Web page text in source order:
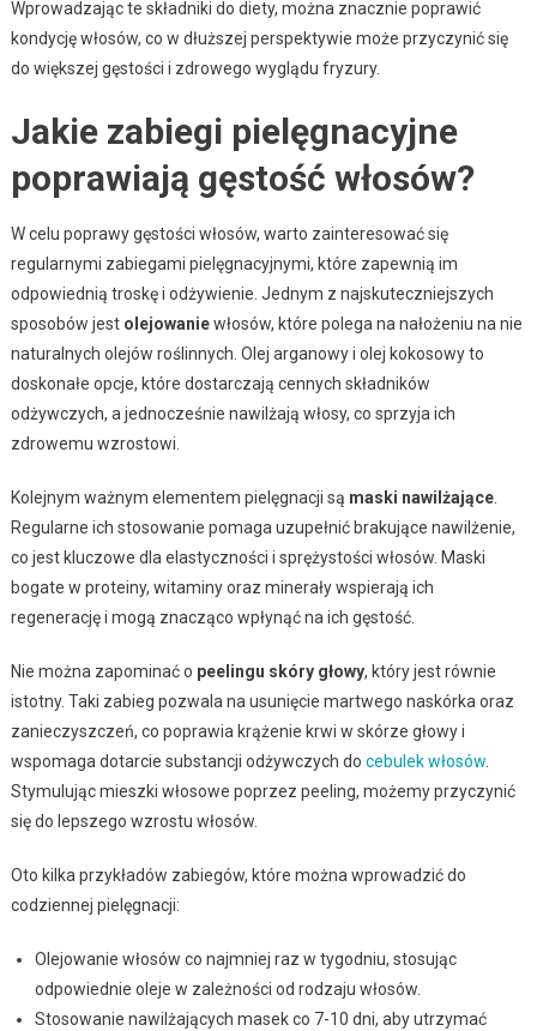
Wprowadzając te składniki do diety, można znacznie poprawić
kondycję włosów, co w dłuższej perspektywie może przyczynić się
do większej gęstości i zdrowego wyglądu fryzury.
Jakie zabiegi pielęgnacyjne
poprawiają gęstość włosów?
W celu poprawy gęstości włosów, warto zainteresować się
regularnymi zabiegami pielęgnacyjnymi, które zapewnią im
odpowiednią troskę i odżywienie. Jednym z najskuteczniejszych
sposobów jest olejowaniewłosów, które polega na nałożeniu na nie
naturalnych olejów roślinnych. Olej arganowy i olej kokosowy to
doskonałe opcje, które dostarczają cennych składników
odżywczych, a jednocześnie nawilżają włosy, co sprzyja ich
zdrowemu wzrostowi.
Kolejnym ważnym elementem pielęgnacji są maski nawilżające.
Regularne ich stosowanie pomaga uzupełnić brakujące nawilżenie,
co jest kluczowe dla elastyczności i sprężystości włosów. Maski
bogate w proteiny, witaminy oraz minerały wspierają ich
regenerację i mogą znacząco wpłynąć na ich gęstość.
Nie można zapominać o peelingu skóry głowy, który jest równie
istotny. Taki zabieg pozwala na usunięcie martwego naskórka oraz
zanieczyszczeń, co poprawia krążenie krwi w skórze głowy i
wspomaga dotarcie substancji odżywczych do cebulek włosów.
Stymulując mieszki włosowe poprzez peeling, możemy przyczynić
się do lepszego wzrostu włosów.
Oto kilka przykładów zabiegów, które można wprowadzić do
codziennej pielęgnacji:
Olejowanie włosów co najmniej raz w tygodniu, stosując
odpowiednie oleje w zależności od rodzaju włosów.
Stosowanie nawilżających masek co 7-10 dni, aby utrzymać